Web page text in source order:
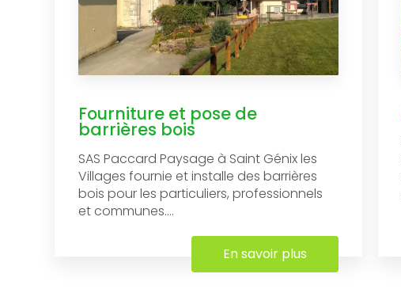
Fourniture et pose de
barrières bois
SAS Paccard Paysage à Saint Génix les
Villages fournie et installe des barrières
bois pour les particuliers, professionnels
et communes....
En savoir plus